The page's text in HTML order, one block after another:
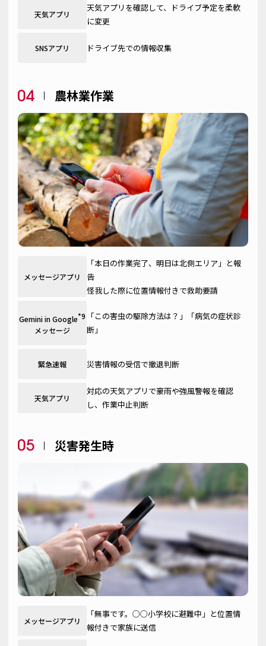
天気アプリ
天気アプリを確認して、ドライブ予定を柔軟
に変更
SNSアプリ ドライブ先での情報収集
農林業作業
メッセージアプリ
「本日の作業完了、明日は北側エリア」と報
告
怪我した際に位置情報付きで救助要請
Gemini in Google*9
メッセージ
「この害虫の駆除方法は？」「病気の症状診
断」
緊急速報 災害情報の受信で撤退判断
天気アプリ
対応の天気アプリで豪雨や強風警報を確認
し、作業中止判断
災害発生時
メッセージアプリ
「無事です。○○小学校に避難中」と位置情
報付きで家族に送信